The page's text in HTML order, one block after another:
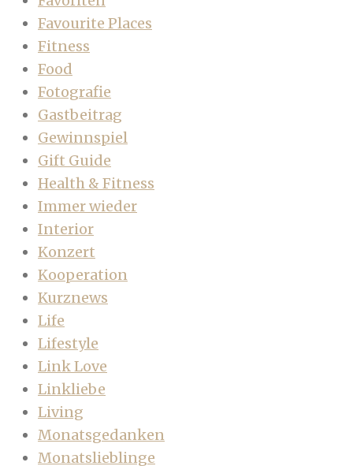
Favourite Places
Fitness
Food
Fotografie
Gastbeitrag
Gewinnspiel
Gift Guide
Health & Fitness
Immer wieder
Interior
Konzert
Kooperation
Kurznews
Life
Lifestyle
Link Love
Linkliebe
Living
Monatsgedanken
Monatslieblinge